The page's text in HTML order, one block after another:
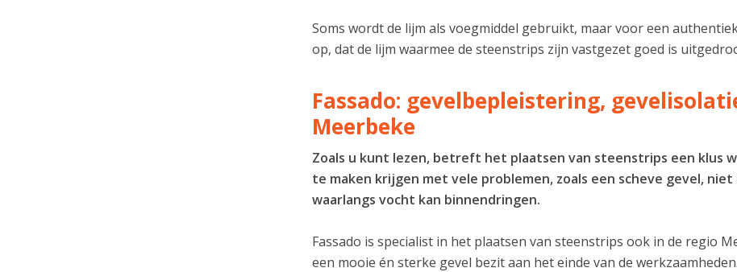
Soms wordt de lijm als voegmiddel gebruikt, maar voor een
op, dat de lijm waarmee de steenstrips zijn vastgezet goed is
Fassado: gevelbepleistering,
Meerbeke
Zoals u kunt lezen, betreft het plaatsen van steenstrips een klus
te maken krijgen met vele problemen, zoals een scheve gevel,
waarlangs vocht kan binnendringen.
Fassado is specialist in het plaatsen van steenstrips ook in de regio
een mooie én sterke gevel bezit aan het einde van de werkzaamheden.